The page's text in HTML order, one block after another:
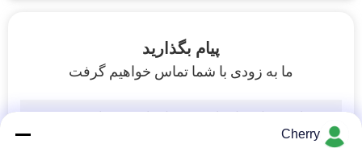
پیام بگذارید
ما به زودی با شما تماس خواهیم گرفت
Cherry